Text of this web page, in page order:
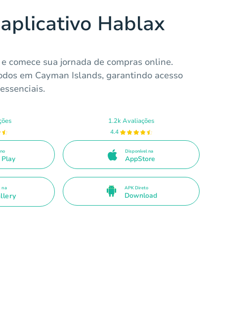
Hablax
comece sua jornada de compras online.
em Cayman Islands, garantindo acesso
1.2k Avaliações
4.4
Disponível na
AppStore
na APK Direto
Download